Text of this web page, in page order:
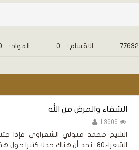
77632 الاقسام : 0 المواد :
الشفاء والمرض من الله
الشيخ محمد متولي الشعراوي فإذا
الشعراء80 . نجد أن هناك جدلا